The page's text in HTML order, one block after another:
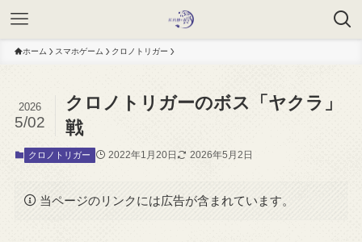
ホーム スマホゲーム クロノトリガー
クロノトリガーのボス「ヤクラ」
戦
2026
5/02
クロノトリガー 2022年1月20日 2026年5月2日
当ページのリンクには広告が含まれています。